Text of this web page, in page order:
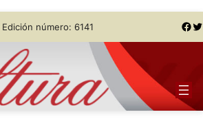
número: 6141 Facebook Twitter